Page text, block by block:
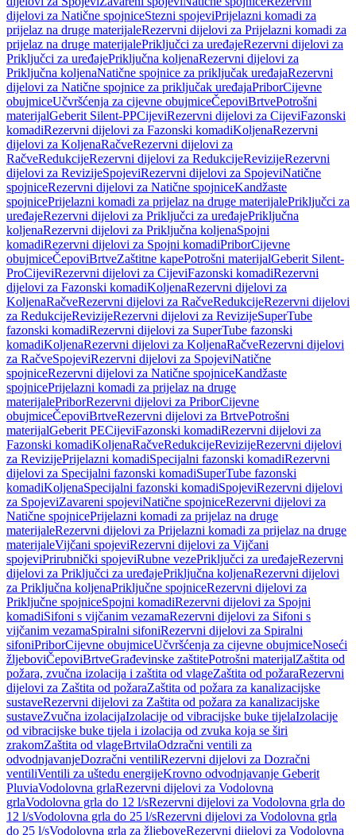
dijelovi za Natične spojniceStezni spojeviPrijelazni komadi za
prijelaz na druge materijaleRezervni dijelovi za Prijelazni komadi za
prijelaz na druge materijalePriključci za uređajeRezervni dijelovi za
Priključci za uređajePriključna koljenaRezervni dijelovi za
Priključna koljenaNatične spojnice za priključak uređajaRezervni
dijelovi za Natične spojnice za priključak uređajaPriborCijevne
obujmiceUčvršćenja za cijevne obujmiceČepoviBrtvePotrošni
materijalGeberit Silent-PPCijeviRezervni dijelovi za CijeviFazonski
komadiRezervni dijelovi za Fazonski komadiKoljenaRezervni
dijelovi za KoljenaRačveRezervni dijelovi za
RačveRedukcijeRezervni dijelovi za RedukcijeRevizijeRezervni
dijelovi za RevizijeSpojeviRezervni dijelovi za SpojeviNatične
spojniceRezervni dijelovi za Natične spojniceKandžaste
spojnicePrijelazni komadi za prijelaz na druge materijalePriključci za
uređajeRezervni dijelovi za Priključci za uređajePriključna
koljenaRezervni dijelovi za Priključna koljenaSpojni
komadiRezervni dijelovi za Spojni komadiPriborCijevne
obujmiceČepoviBrtveZaštitne kapePotrošni materijalGeberit Silent-
ProCijeviRezervni dijelovi za CijeviFazonski komadiRezervni
dijelovi za Fazonski komadiKoljenaRezervni dijelovi za
KoljenaRačveRezervni dijelovi za RačveRedukcijeRezervni dijelovi
za RedukcijeRevizijeRezervni dijelovi za RevizijeSuperTube
fazonski komadiRezervni dijelovi za SuperTube fazonski
komadiKoljenaRezervni dijelovi za KoljenaRačveRezervni dijelovi
za RačveSpojeviRezervni dijelovi za SpojeviNatične
spojniceRezervni dijelovi za Natične spojniceKandžaste
spojnicePrijelazni komadi za prijelaz na druge
materijalePriborRezervni dijelovi za PriborCijevne
obujmiceČepoviBrtveRezervni dijelovi za BrtvePotrošni
materijalGeberit PECijeviFazonski komadiRezervni dijelovi za
Fazonski komadiKoljenaRačveRedukcijeRevizijeRezervni dijelovi
za RevizijePrijelazni komadiSpecijalni fazonski komadiRezervni
dijelovi za Specijalni fazonski komadiSuperTube fazonski
komadiKoljenaSpecijalni fazonski komadiSpojeviRezervni dijelovi
za SpojeviZavareni spojeviNatične spojniceRezervni dijelovi za
Natične spojnicePrijelazni komadi za prijelaz na druge
materijaleRezervni dijelovi za Prijelazni komadi za prijelaz na druge
materijaleVijčani spojeviRezervni dijelovi za Vijčani
spojeviPrirubnički spojeviRubne vezePriključci za uređajeRezervni
dijelovi za Priključci za uređajePriključna koljenaRezervni dijelovi
za Priključna koljenaPriključne spojniceRezervni dijelovi za
Priključne spojniceSpojni komadiRezervni dijelovi za Spojni
komadiSifoni s vijčanim vezamaRezervni dijelovi za Sifoni s
vijčanim vezamaSpiralni sifoniRezervni dijelovi za Spiralni
sifoniPriborCijevne obujmiceUčvršćenja za cijevne obujmiceNoseći
žljeboviČepoviBrtveGrađevinske zaštitePotrošni materijalZaštita od
požara, zvučna izolacija i zaštita od vlageZaštita od požaraRezervni
dijelovi za Zaštita od požaraZaštita od požara za kanalizacijske
sustaveRezervni dijelovi za Zaštita od požara za kanalizacijske
sustaveZvučna izolacijaIzolacije od vibracijske buke tijelaIzolacije
od vibracijske buke tijela i izolacija od zvuka koja se širi
zrakomZaštita od vlageBrtvilaOdzračni ventili za
odvodnjavanjeDozračni ventiliRezervni dijelovi za Dozračni
ventiliVentili za uštedu energijeKrovno odvodnjavanje Geberit
PluviaVodolovna grlaRezervni dijelovi za Vodolovna
grlaVodolovna grla do 12 l/sRezervni dijelovi za Vodolovna grla do
12 l/sVodolovna grla do 25 l/sRezervni dijelovi za Vodolovna grla
do 25 l/sVodolovna grla za žljeboveRezervni dijelovi za Vodolovna